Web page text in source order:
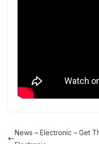
News – Electronic – Get